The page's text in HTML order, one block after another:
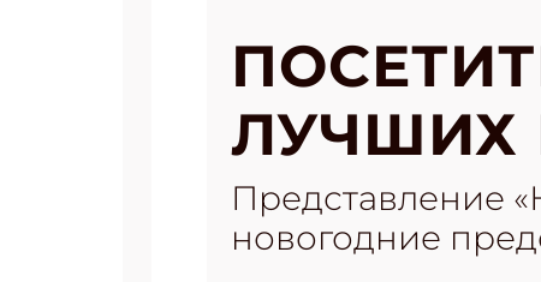
ЛУЧШИХ
Представление
новогодние